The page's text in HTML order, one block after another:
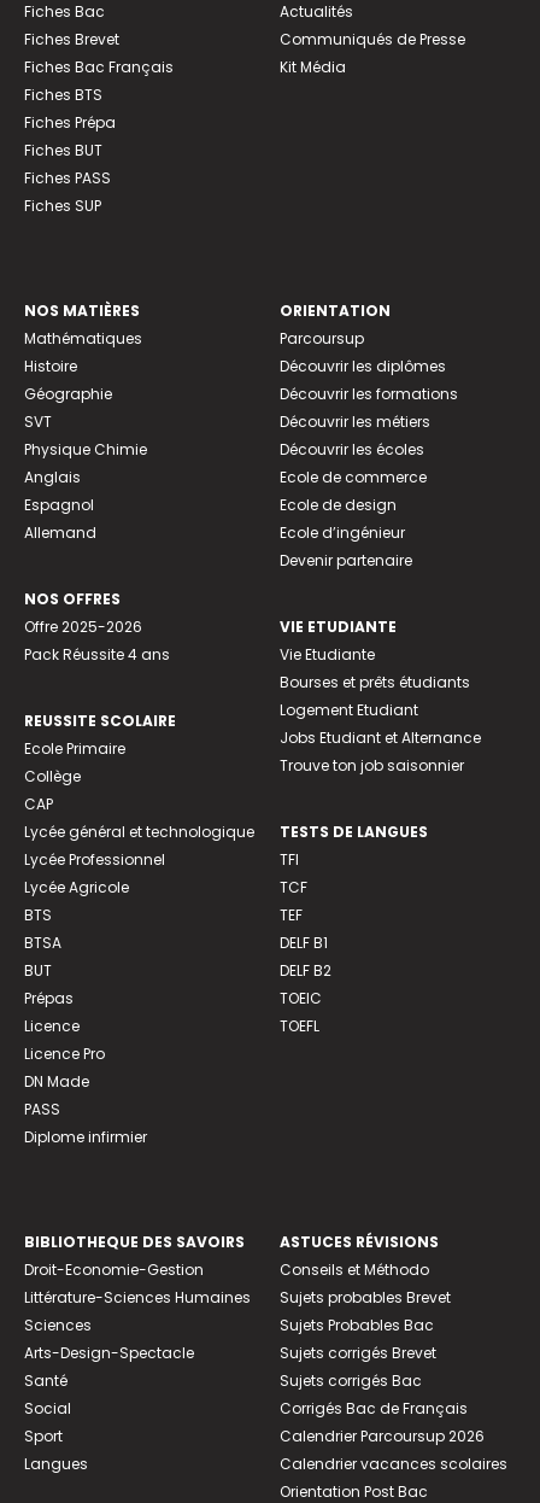
Fiches Bac
Fiches Brevet
Fiches Bac Français
Fiches BTS
Fiches Prépa
Fiches BUT
Fiches PASS
Fiches SUP
Actualités
Communiqués de Presse
Kit Média
NOS MATIÈRES
Mathématiques
Histoire
Géographie
SVT
Physique Chimie
Anglais
Espagnol
Allemand
NOS OFFRES
Offre 2025-2026
Pack Réussite 4 ans
REUSSITE SCOLAIRE
Ecole Primaire
Collège
CAP
Lycée général et technologique
Lycée Professionnel
Lycée Agricole
BTS
BTSA
BUT
Prépas
Licence
Licence Pro
DN Made
PASS
Diplome infirmier
ORIENTATION
Parcoursup
Découvrir les diplômes
Découvrir les formations
Découvrir les métiers
Découvrir les écoles
Ecole de commerce
Ecole de design
Ecole d’ingénieur
Devenir partenaire
VIE ETUDIANTE
Vie Etudiante
Bourses et prêts étudiants
Logement Etudiant
Jobs Etudiant et Alternance
Trouve ton job saisonnier
TESTS DE LANGUES
TFI
TCF
TEF
DELF B1
DELF B2
TOEIC
TOEFL
BIBLIOTHEQUE DES SAVOIRS
Droit-Economie-Gestion
Littérature-Sciences Humaines
Sciences
Arts-Design-Spectacle
Santé
Social
Sport
Langues
ASTUCES RÉVISIONS
Conseils et Méthodo
Sujets probables Brevet
Sujets Probables Bac
Sujets corrigés Brevet
Sujets corrigés Bac
Corrigés Bac de Français
Calendrier Parcoursup 2026
Calendrier vacances scolaires
Orientation Post Bac